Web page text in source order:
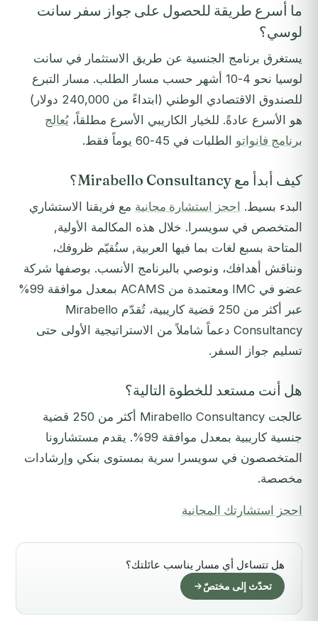
ما أسرع طريقة للحصول على جواز سفر سانت
لوسي؟
يستغرق برنامج الجنسية عن طريق الاستثمار في سانت
لوسيا نحو 4-10 أشهر حسب مسار الطلب. مسار التبرع
للصندوق الاقتصادي الوطني (ابتداءً من 240,000 دولار)
هو الأسرع عادةً. للخيار الكاريبي الأسرع مطلقاً، يُعالج
برنامج فانواتو الطلبات في 45-60 يوماً فقط.
كيف أبدأ مع Mirabello Consultancy؟
البدء بسيط. احجز استشارة مجانية مع فريقنا الاستشاري
المتخصص في سويسرا. خلال هذه المكالمة الأولية,
المتاحة بسبع لغات بما فيها العربية, سنُقيّم ظروفك،
ونناقش أهدافك، ونوصي بالبرنامج الأنسب. بوصفها شركة
عضو في IMC ومعتمدة من ACAMS بمعدل موافقة 99%
عبر أكثر من 250 قضية كاريبية، تُقدّم Mirabello
Consultancy دعماً شاملاً من الاستراتيجية الأولى حتى
تسليم جواز السفر.
هل أنت مستعد للخطوة التالية؟
عالجت Mirabello Consultancy أكثر من 250 قضية
جنسية كاريبية بمعدل موافقة 99%. يقدم مستشارونا
المتخصصون في سويسرا سرية بمستوى بنكي وإرشادات
مخصصة.
احجز استشارتك المجانية
هل تتساءل أي مسار يناسب عائلتك؟
تحدّث إلى مختصّ